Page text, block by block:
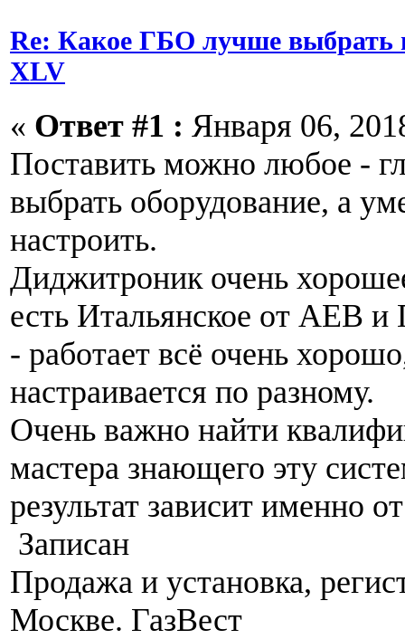
Re: Какое ГБО лучше выбрать
XLV
« Ответ #1 : Января 06,
Поставить можно любое -
выбрать оборудование, а
настроить.
Диджитроник очень
есть Итальянское от AEB и
- работает всё очень
настраивается по разному.
Очень важно найти
мастера знающего эту
результат зависит именно
Записан
Продажа и установка,
Москве. ГазВест